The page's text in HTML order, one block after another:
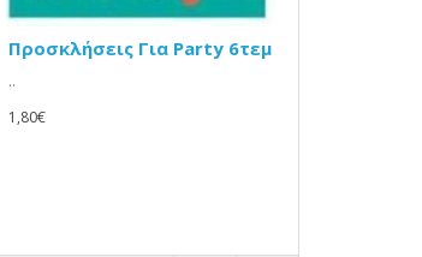
Προσκλήσεις Για Party 6τεμ
..
1,80€